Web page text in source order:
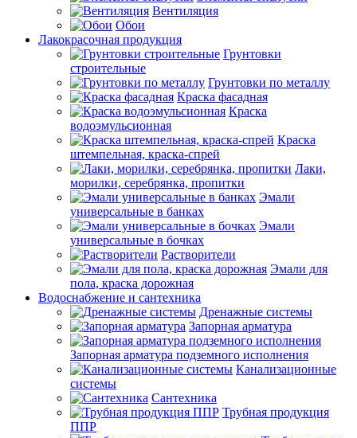
Вентиляция
Обои
Лакокрасочная продукция
Грунтовки
строительные
Грунтовки по металлу
Краска фасадная
Краска
водоэмульсионная
Краска
штемпельная, краска-спрей
Лаки,
морилки, серебрянка, пропитки
Эмали
универсальные в банках
Эмали
универсальные в бочках
Растворители
Эмали для
пола, краска дорожная
Водоснабжение и сантехника
Дренажные системы
Запорная арматура
Запорная арматура подземного исполнения
Канализационные
системы
Сантехника
Трубная продукция
ППР